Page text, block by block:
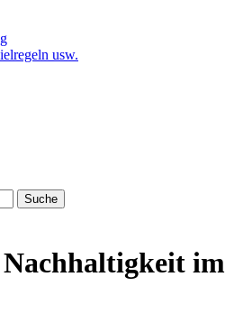
usw.
Nachhaltigkeit im